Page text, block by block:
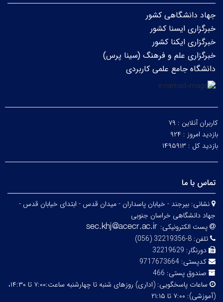
جهاد دانشگاهی کشور
خبرگزاری ایسنا کشور
خبرگزاری ایکنا کشور
خبرگزاری علم و فرهنگ (سینا پرس)
دانشگاه جامع علمی کاربردی
کاربران آنلاین : ۷۹
بازدید امروز : ۹۲۴
بازدید کل : ۱۴۹۵۹۱۳
تماس با ما
نشانی: بیرجند - خیابان پاسداران - میدان قدس - ابتدای خیابان قدس -
جهاد دانشگاهی خراسان جنوبی
پست الکترونیکی:
تلفن: 8-32219356 (056)
دورنگار: 32219629
کدپستی: 9717673664
صندوق پستی: 466
ساعات پاسخگویی:
(اداری) روزهای شنبه تا چهارشنبه ساعت:۷:۰۰ تا ۱۴:۳۰،
(آموزشی): ۷:۰۰ تا ۲۱:۱۵